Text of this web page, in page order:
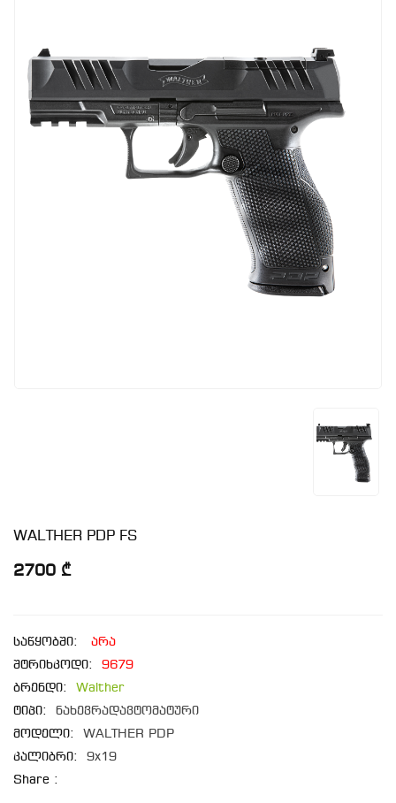
WALTHER PDP FS
2700 ₾
საწყობში:
არა
შტრიხკოდი:
9679
ბრენდი:
Walther
ტიპი:
ნახევრადავტომატური
მოდელი:
WALTHER PDP
კალიბრი:
9x19
Share :